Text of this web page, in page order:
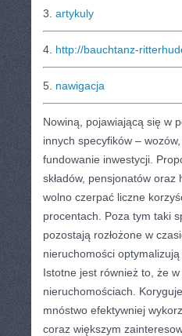
3. artykuly
4. http://bauchtanz-
5. nawigacja
Nowiną, pojawiającą się w
innych specyfików –
fundowanie inwestycji.
składów, pensjonatów
wolno czerpać liczne
procentach. Poza tym taki
pozostają rozłożone w
nieruchomości
Istotne jest również to, że
nieruchomościach.
mnóstwo efektywniej
coraz większym